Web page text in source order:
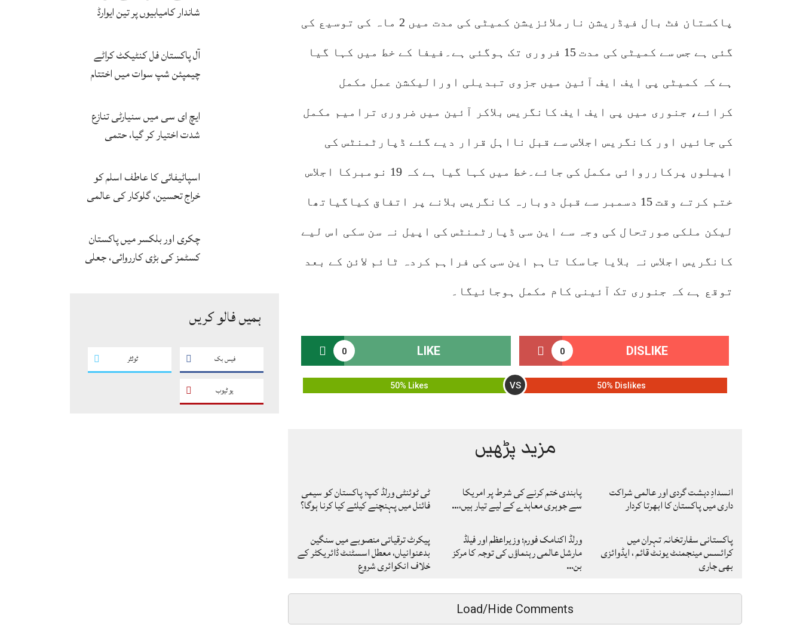
شاندار کامیابیوں پر تین ایوارڈ
آل پاکستان فل کنٹیکٹ کراٹے
چیمپئن شپ سوات میں اختتام
ایچ ای سی میں سنیارٹی تنازع
شدت اختیار کر گیا، حتمی
اسپاٹیفائی کا عاطف اسلم کو
خراج تحسین، گلوکار کی عالمی
چکری اور بلکسر میں پاکستان
کسٹمز کی بڑی کارروائی، جعلی
ہمیں فالو کریں
فیس بک ٹوئٹر
یو ٹیوب
پاکستان فٹ بال فیڈریشن نارملائزیشن کمیٹی کی مدت میں 2 ماہ کی توسیع کی
گئی ہے جس سے کمیٹی کی مدت 15 فروری تک ہوگئی ہے۔فیفا کے خط میں کہا گیا
ہے کہ کمیٹی پی ایف ایف آئین میں جزوی تبدیلی اورالیکشن عمل مکمل
کرائے، جنوری میں پی ایف ایف کانگریس بلاکر آئین میں ضروری ترامیم مکمل
کی جائیں اور کانگریس اجلاس سے قبل نااہل قرار دیے گئے ڈپارٹمنٹس کی
اپیلوں پرکارروائی مکمل کی جائے۔خط میں کہا گیا ہے کہ 19 نومبرکا اجلاس
ختم کرتے وقت 15 دسمبر سے قبل دوبارہ کانگریس بلانے پر اتفاق کیاگیاتھا
لیکن ملکی صورتحال کی وجہ سے این سی ڈپارٹمنٹس کی اپیل نہ سن سکی اس لیے
کانگریس اجلاس نہ بلایا جاسکا تاہم این سی کی فراہم کردہ ٹائم لائن کے بعد
توقع ہے کہ جنوری تک آئینی کام مکمل ہوجائیگا۔
0 LIKE 0 DISLIKE
50% Likes VS 50% Dislikes
مزید پڑھیں
ٹی ٹوئنٹی ورلڈ کپ: پاکستان کو سیمی
فائنل میں پہنچنے کیلئے کیا کرنا ہوگا؟
پابندی ختم کرنے کی شرط پر امریکا
سے جوہری معاہدے کے لیے تیار ہیں،…
انسدادِ دہشت گردی اور عالمی شراکت
داری میں پاکستان کا ابھرتا کردار
پیکرٹ ترقیاتی منصوبے میں سنگین
بدعنوانیاں، معطل اسسٹنٹ ڈائریکٹر کے
خلاف انکوائری شروع
ورلڈ اکنامک فورم؛ وزیراعظم اور فیلڈ
مارشل عالمی رہنماؤں کی توجہ کا مرکز
بن…
پاکستانی سفارتخانہ تہران میں
کرائسس مینجمنٹ یونٹ قائم ، ایڈوائزی
بھی جاری
Load/Hide Comments